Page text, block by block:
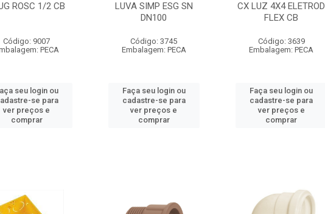
ROSC 1/2 CB
Código: 9007
PECA
seu login ou
se para
ver preços e
comprar
LUVA SIMP ESG SN
DN100
Código: 3745
Embalagem: PECA
Faça seu login ou
cadastre-se para
ver preços e
comprar
CX LUZ 4X4 ELETROD
FLEX CB
Código: 3639
Embalagem: PECA
Faça seu login ou
cadastre-se para
ver preços e
comprar